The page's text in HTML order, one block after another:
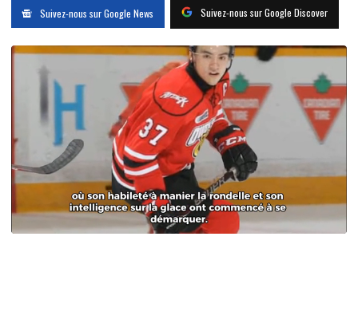
Suivez-nous sur Google News Suivez-nous sur Google Discover